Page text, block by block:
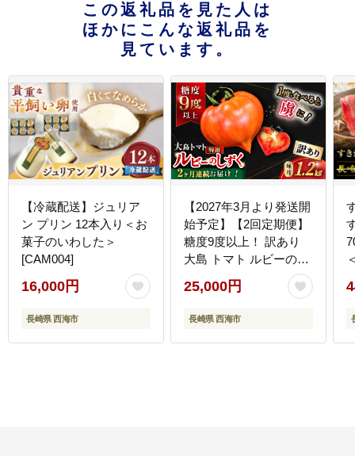
この返礼品を見た人は
ほかにこんな返礼品を
見ています。
【冷蔵配送】ジュリア
ン プリン 12本入り＜お
菓子のいわした＞
[CAM004]
16,000円
長崎県 西海市
【2027年3月より発送開
始予定】【2回定期便】
糖度9度以上！ 訳あり
大島 トマト ルビーのし
ずく 約1.2kg＜大島造船
所 農産グループ＞
[CCK031]
25,000円
長崎県 西海市